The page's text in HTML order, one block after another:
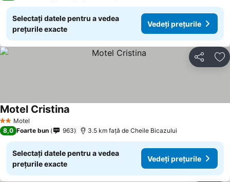
Selectați datele pentru a vedea
prețurile exacte
Vedeți prețurile
Distribuiți
2 SteleMotel
Motel Cristina
8,0 Foarte bun 963 3.5 km faţă de Cheile Bicazului
Selectați datele pentru a vedea
prețurile exacte
Vedeți prețurile